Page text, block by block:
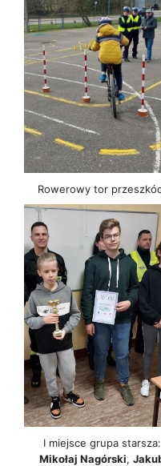
Rowerowy tor
I miejsce grupa starsza:
Mikołaj Nagórski,